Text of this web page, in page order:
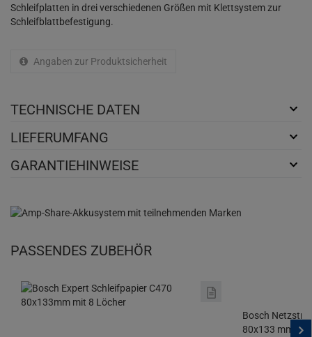
Schleifplatten in drei verschiedenen Größen mit Klettsystem zur
Schleifblattbefestigung.
Angaben zur Produktsicherheit
TECHNISCHE DATEN
LIEFERUMFANG
GARANTIEHINWEISE
PASSENDES ZUBEHÖR
Bosch
80x133 mm